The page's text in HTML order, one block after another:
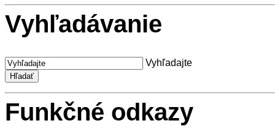
Vyhľadávanie
Vyhľadajte
Funkčné odkazy